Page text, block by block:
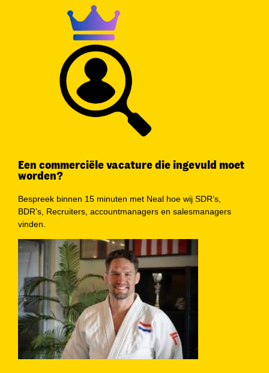
Een commerciële vacature die ingevuld moet
worden?
Bespreek binnen 15 minuten met Neal hoe wij SDR’s,
BDR’s, Recruiters, accountmanagers en salesmanagers
vinden.